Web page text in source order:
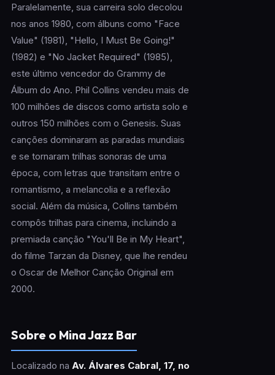
Paralelamente, sua carreira solo decolou
nos anos 1980, com álbuns como "Face
Value" (1981), "Hello, I Must Be Going!"
(1982) e "No Jacket Required" (1985),
este último vencedor do Grammy de
Álbum do Ano. Phil Collins vendeu mais de
100 milhões de discos como artista solo e
outros 150 milhões com o Genesis. Suas
canções dominaram as paradas mundiais
e se tornaram trilhas sonoras de uma
época, com letras que transitam entre o
romantismo, a melancolia e a reflexão
social. Além da música, Collins também
compôs trilhas para cinema, incluindo a
premiada canção "You'll Be in My Heart",
do filme Tarzan da Disney, que lhe rendeu
o Oscar de Melhor Canção Original em
2000.
Sobre o Mina Jazz Bar
Localizado na Av. Álvares Cabral, 17, no